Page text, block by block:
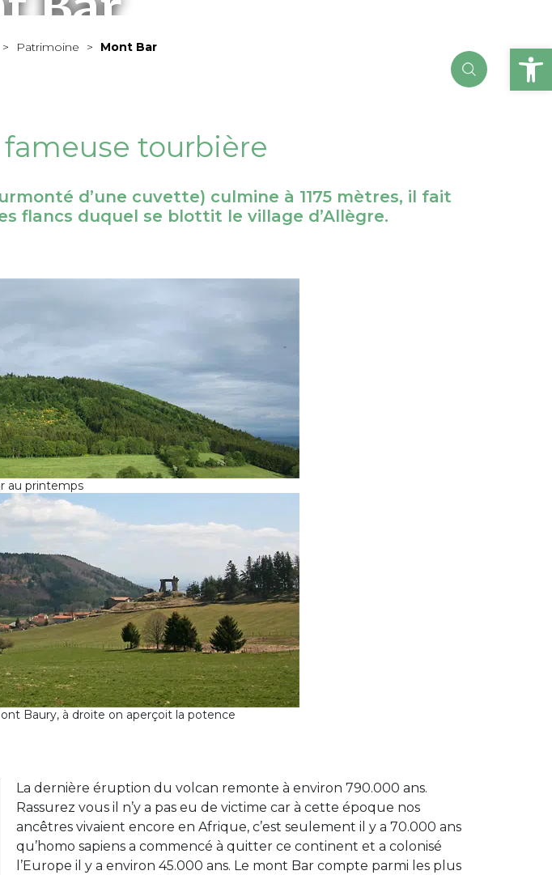
> Patrimoine > Mont Bar
tourbière
d’une cuvette) culmine à 1175 mètres, il fait
flancs duquel se blottit le village d’Allègre.
au printemps
Baury, à droite on aperçoit la potence
La dernière éruption du volcan remonte à environ 790.000 ans.
Rassurez vous il n’y a pas eu de victime car à cette époque nos
ancêtres vivaient encore en Afrique, c’est seulement il y a 70.000 ans
qu’homo sapiens a commencé à quitter ce continent et a colonisé
l’Europe il y a environ 45.000 ans. Le mont Bar compte parmi les plus